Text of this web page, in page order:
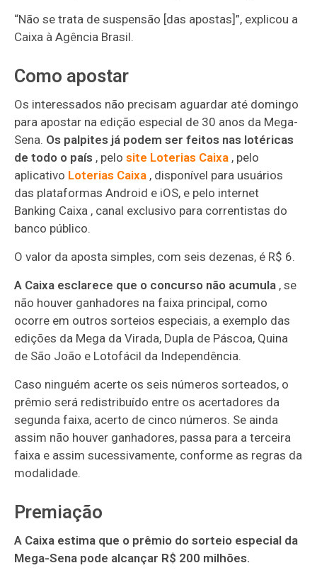
“Não se trata de suspensão [das apostas]”, explicou a
Caixa à Agência Brasil.
Como apostar
Os interessados não precisam aguardar até domingo
para apostar na edição especial de 30 anos da Mega-
Sena. Os palpites já podem ser feitos nas lotéricas
de todo o país , pelosite Loterias Caixa , pelo
aplicativo Loterias Caixa , disponível para usuários
das plataformas Android e iOS, e pelo internet
Banking Caixa , canal exclusivo para correntistas do
banco público.
O valor da aposta simples, com seis dezenas, é R$ 6.
A Caixa esclarece que o concurso não acumula , se
não houver ganhadores na faixa principal, como
ocorre em outros sorteios especiais, a exemplo das
edições da Mega da Virada, Dupla de Páscoa, Quina
de São João e Lotofácil da Independência.
Caso ninguém acerte os seis números sorteados, o
prêmio será redistribuído entre os acertadores da
segunda faixa, acerto de cinco números. Se ainda
assim não houver ganhadores, passa para a terceira
faixa e assim sucessivamente, conforme as regras da
modalidade.
Premiação
A Caixa estima que o prêmio do sorteio especial da
Mega-Sena pode alcançar R$ 200 milhões.